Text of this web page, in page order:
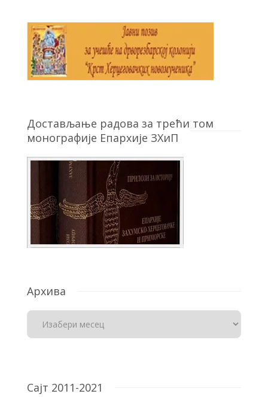
Достављање радова за трећи том
монографије Епархије ЗХиП
Архива
Сајт 2011-2021